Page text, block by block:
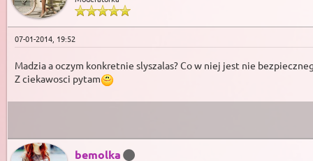
07-01-2014, 19:52
Madzia a oczym konkretnie slyszalas? Co w niej jest nie
Z ciekawosci pytam
bemolka